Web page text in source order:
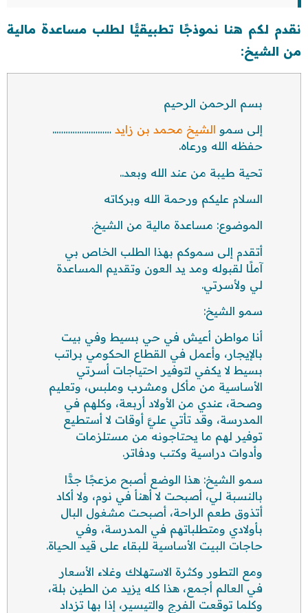
نقدم لكم هنا نموذجًا تطبيقيًّا لطلب مساعدة مالية
من الشيخ:
بسم الرحمن الرحيم
إلى سمو الشيخ محمد بن زايد ……………………..
حفظه الله ورعاه.
تحية طيبة من عند الله وبعد..
السلام عليكم ورحمة الله وبركاته
الموضوع: مساعدة مالية من الشيخ.
أتقدم إلى سموكم بهذا الطلب الخاص بي
آملًا لقبوله ومد يد العون وتقديم المساعدة
لي ولأسرتي.
سمو الشيخ:
أنا مواطن أعيش في حي بسيط وفي بيت
بالإيجار، وأعمل في القطاع الحكومي براتب
بسيط لا يكفي لتوفير احتياجات أسرتي
الأساسية من مأكل ومشرب وملبس، وتعليم
وصحة، عندي من الأولاد أربعة، وكلهم في
المدرسة، وقد تأتي عليَّ أوقات لا أستطيع
توفير لهم ما يحتاجونه من مستلزمات
وأدوات دراسية وكتب ودفاتر.
سمو الشيخ: هذا الوضع أصبح مزعجًا جدًّا
بالنسبة لي، أصبحت لا أهنأ في نوم، ولا أكاد
أتذوق طعم الراحة، أصبحت مشغول البال
بأولادي ومتطلباتهم في المدرسة، وفي
حاجات البيت الأساسية للبقاء على قيد الحياة.
ومع التطور وكثرة الاستهلاك وغلاء الأسعار
في العالم أجمع، هذا كله يزيد من الطين بلة،
وكلما توقعت الفرج والتيسير، إذا بها تزداد